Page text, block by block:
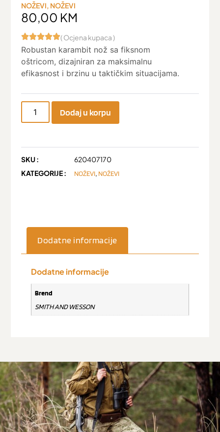
NOŽEVI, NOŽEVI
80,00 KM
( Ocjena kupaca )
Robustan karambit nož sa fiksnom
oštricom, dizajniran za maksimalnu
efikasnost i brzinu u taktičkim situacijama.
Dodaj u korpu
SKU :
620407170
KATEGORIJE :
NOŽEVI, NOŽEVI
Dodatne informacije
Dodatne informacije
Brend
SMITH AND WESSON